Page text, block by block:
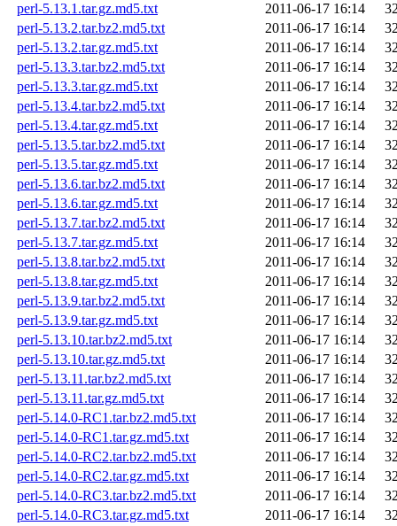
perl-5.13.1.tar.gz.md5.txt
2011-06-17 16:14
perl-5.13.2.tar.bz2.md5.txt
2011-06-17 16:14
perl-5.13.2.tar.gz.md5.txt
2011-06-17 16:14
perl-5.13.3.tar.bz2.md5.txt
2011-06-17 16:14
perl-5.13.3.tar.gz.md5.txt
2011-06-17 16:14
perl-5.13.4.tar.bz2.md5.txt
2011-06-17 16:14
perl-5.13.4.tar.gz.md5.txt
2011-06-17 16:14
perl-5.13.5.tar.bz2.md5.txt
2011-06-17 16:14
perl-5.13.5.tar.gz.md5.txt
2011-06-17 16:14
perl-5.13.6.tar.bz2.md5.txt
2011-06-17 16:14
perl-5.13.6.tar.gz.md5.txt
2011-06-17 16:14
perl-5.13.7.tar.bz2.md5.txt
2011-06-17 16:14
perl-5.13.7.tar.gz.md5.txt
2011-06-17 16:14
perl-5.13.8.tar.bz2.md5.txt
2011-06-17 16:14
perl-5.13.8.tar.gz.md5.txt
2011-06-17 16:14
perl-5.13.9.tar.bz2.md5.txt
2011-06-17 16:14
perl-5.13.9.tar.gz.md5.txt
2011-06-17 16:14
perl-5.13.10.tar.bz2.md5.txt
2011-06-17 16:14
perl-5.13.10.tar.gz.md5.txt
2011-06-17 16:14
perl-5.13.11.tar.bz2.md5.txt
2011-06-17 16:14
perl-5.13.11.tar.gz.md5.txt
2011-06-17 16:14
perl-5.14.0-RC1.tar.bz2.md5.txt
2011-06-17 16:14
perl-5.14.0-RC1.tar.gz.md5.txt
2011-06-17 16:14
perl-5.14.0-RC2.tar.bz2.md5.txt
2011-06-17 16:14
perl-5.14.0-RC2.tar.gz.md5.txt
2011-06-17 16:14
perl-5.14.0-RC3.tar.bz2.md5.txt
2011-06-17 16:14
perl-5.14.0-RC3.tar.gz.md5.txt
2011-06-17 16:14